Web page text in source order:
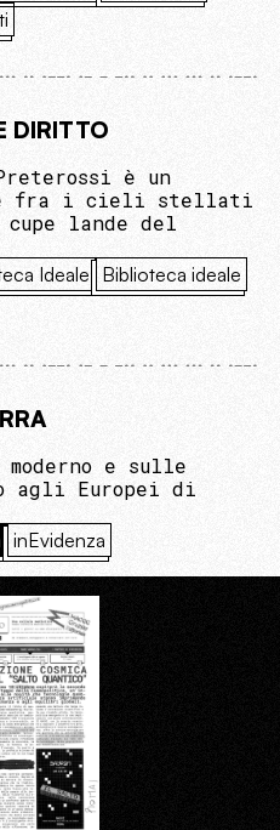
DIRITTO
è un
fra i cieli stellati
lande del
Ideale Biblioteca ideale
e sulle
agli Europei di
inEvidenza